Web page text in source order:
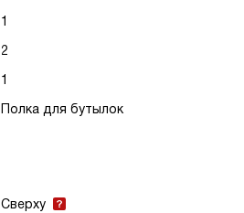
1
2
1
Полка для бутылок
Сверху